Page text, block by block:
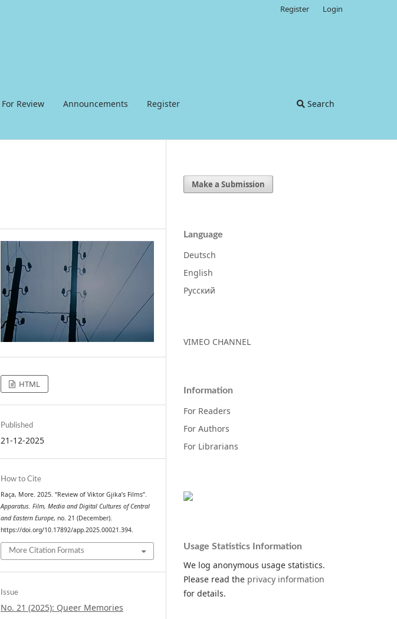
For Review Announcements Register Search
Register Login
HTML
Published
21-12-2025
How to Cite
Raça, More. 2025. “Review of Viktor Gjika’s Films”.
Apparatus. Film, Media and Digital Cultures of Central
and Eastern Europe, no. 21 (December).
https://doi.org/10.17892/app.2025.00021.394.
More Citation Formats
Issue
No. 21 (2025): Queer Memories
Make a Submission
Language
Deutsch
English
Русский
VIMEO CHANNEL
Information
For Readers
For Authors
For Librarians
Usage Statistics Information
We log anonymous usage statistics.
Please read the privacy information
for details.